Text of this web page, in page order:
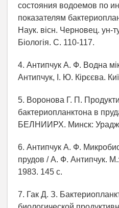
состояния водоемов по
показателям
Наук. вісн. Черновец. ун-
Біологія. С. 110-117.
4. Антипчук А. Ф. Водна
Антипчук, І. Ю. Кірєєва.
5. Воронова Г. П.
бактериопланктона в
БЕЛНИИРХ. Минск:
6. Антипчук А. Ф.
прудов / А. Ф. Антипчук.
1983. 145 с.
7. Гак Д. З.